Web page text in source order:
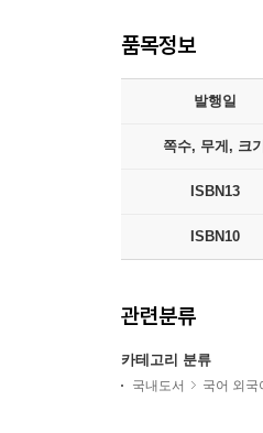
품목정보
발행일
쪽수, 무게, 크기
ISBN13
ISBN10
관련분류
카테고리 분류
국내도서 국어 외국